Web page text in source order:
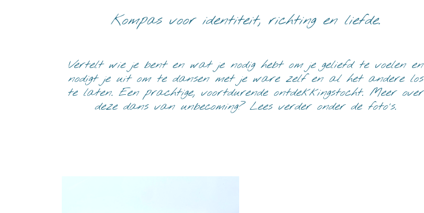
Kompas voor identiteit, richting en liefde.
Vertelt wie je bent en wat je nodig hebt om je geliefd te voelen en
nodigt je uit om te dansen met je ware zelf en al het andere los
te laten. Een prachtige, voortdurende ontdekkingstocht. Meer over
deze dans van unbecoming? Lees verder onder de foto's.